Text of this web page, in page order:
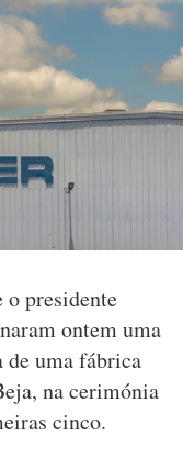
presidente
ontem uma
de uma fábrica
na cerimónia
cinco.